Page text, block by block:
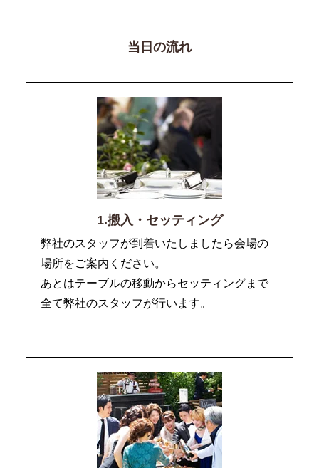
当日の流れ
1.搬入・セッティング
弊社のスタッフが到着いたしましたら会場の
場所をご案内ください。
あとはテーブルの移動からセッティングまで
全て弊社のスタッフが行います。